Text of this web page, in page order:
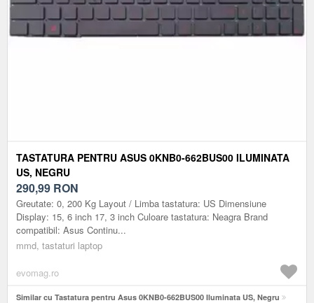
TASTATURA PENTRU ASUS 0KNB0-662BUS00 ILUMINATA
US, NEGRU
290,99 RON
Greutate: 0, 200 Kg Layout / Limba tastatura: US Dimensiune
Display: 15, 6 inch 17, 3 inch Culoare tastatura: Neagra Brand
compatibil: Asus Continu...
mmd, tastaturi laptop
evomag.ro
Similar cu Tastatura pentru Asus 0KNB0-662BUS00 Iluminata US, Negru